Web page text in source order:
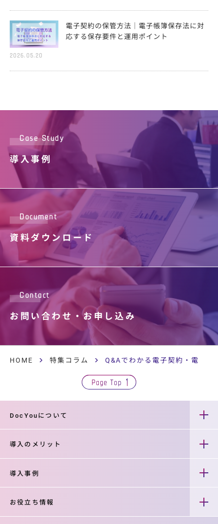
2026.05.20
電子契約の保管方法｜電子帳簿保存法に対
応する保存要件と運用ポイント
Case Study
導入事例
Document
資料ダウンロード
Contact
お問い合わせ・お申し込み
HOME 特集コラム Q&Aでわかる電子契約・電子
Page Top
DocYouについて
導入のメリット
導入事例
お役立ち情報